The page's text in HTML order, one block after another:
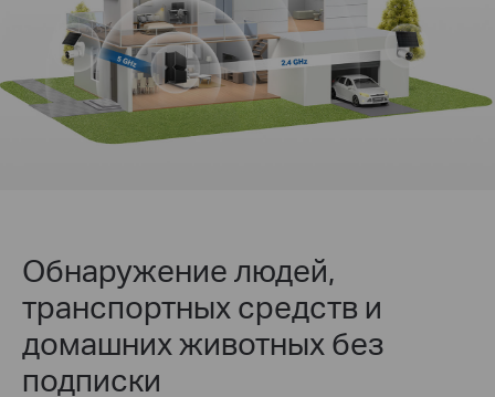
Обнаружение людей,
транспортных средств и
домашних животных без
подписки